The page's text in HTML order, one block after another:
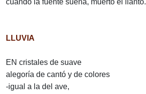
cuando la fuente sueña, muerto el llanto.
LLUVIA
EN cristales de suave
alegoría de cantó y de colores
-igual a la del ave,